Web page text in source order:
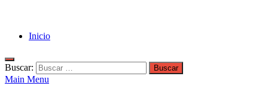
Inicio
Buscar:
Main Menu